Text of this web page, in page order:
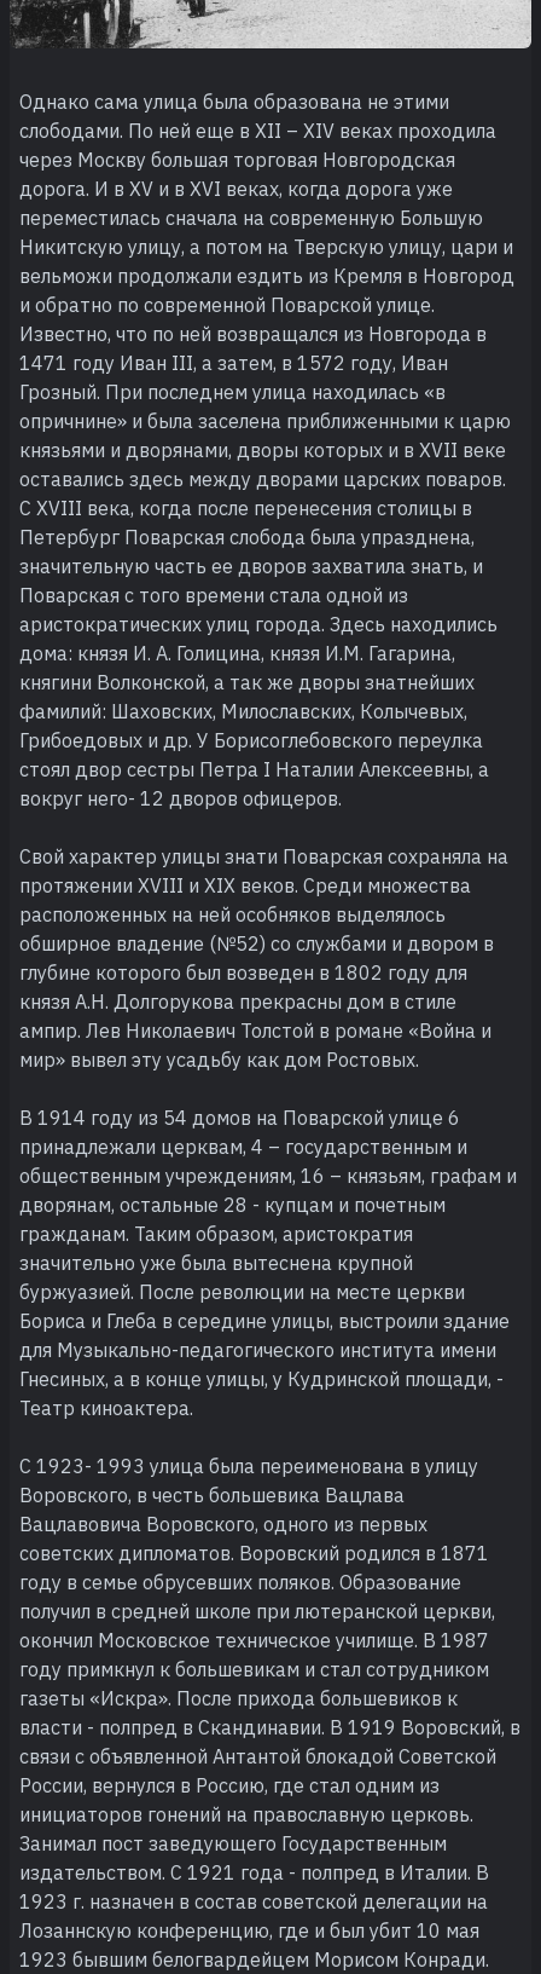
Однако сама улица была образована не этими
слободами. По ней еще в XII – XIV веках проходила
через Москву большая торговая Новгородская
дорога. И в XV и в XVI веках, когда дорога уже
переместилась сначала на современную Большую
Никитскую улицу, а потом на Тверскую улицу, цари и
вельможи продолжали ездить из Кремля в Новгород
и обратно по современной Поварской улице.
Известно, что по ней возвращался из Новгорода в
1471 году Иван III, а затем, в 1572 году, Иван
Грозный. При последнем улица находилась «в
опричнине» и была заселена приближенными к царю
князьями и дворянами, дворы которых и в XVII веке
оставались здесь между дворами царских поваров.
С XVIII века, когда после перенесения столицы в
Петербург Поварская слобода была упразднена,
значительную часть ее дворов захватила знать, и
Поварская с того времени стала одной из
аристократических улиц города. Здесь находились
дома: князя И. А. Голицина, князя И.М. Гагарина,
княгини Волконской, а так же дворы знатнейших
фамилий: Шаховских, Милославских, Колычевых,
Грибоедовых и др. У Борисоглебовского переулка
стоял двор сестры Петра I Наталии Алексеевны, а
вокруг него- 12 дворов офицеров.
Свой характер улицы знати Поварская сохраняла на
протяжении XVIII и XIX веков. Среди множества
расположенных на ней особняков выделялось
обширное владение (№52) со службами и двором в
глубине которого был возведен в 1802 году для
князя А.Н. Долгорукова прекрасны дом в стиле
ампир. Лев Николаевич Толстой в романе «Война и
мир» вывел эту усадьбу как дом Ростовых.
В 1914 году из 54 домов на Поварской улице 6
принадлежали церквам, 4 – государственным и
общественным учреждениям, 16 – князьям, графам и
дворянам, остальные 28 - купцам и почетным
гражданам. Таким образом, аристократия
значительно уже была вытеснена крупной
буржуазией. После революции на месте церкви
Бориса и Глеба в середине улицы, выстроили здание
для Музыкально-педагогического института имени
Гнесиных, а в конце улицы, у Кудринской площади, -
Театр киноактера.
С 1923- 1993 улица была переименована в улицу
Воровского, в честь большевика Вацлава
Вацлавовича Воровского, одного из первых
советских дипломатов. Воровский родился в 1871
году в семье обрусевших поляков. Образование
получил в средней школе при лютеранской церкви,
окончил Московское техническое училище. В 1987
году примкнул к большевикам и стал сотрудником
газеты «Искра». После прихода большевиков к
власти - полпред в Скандинавии. В 1919 Воровский, в
связи с объявленной Антантой блокадой Советской
России, вернулся в Россию, где стал одним из
инициаторов гонений на православную церковь.
Занимал пост заведующего Государственным
издательством. С 1921 года - полпред в Италии. В
1923 г. назначен в состав советской делегации на
Лозаннскую конференцию, где и был убит 10 мая
1923 бывшим белогвардейцем Морисом Конради.